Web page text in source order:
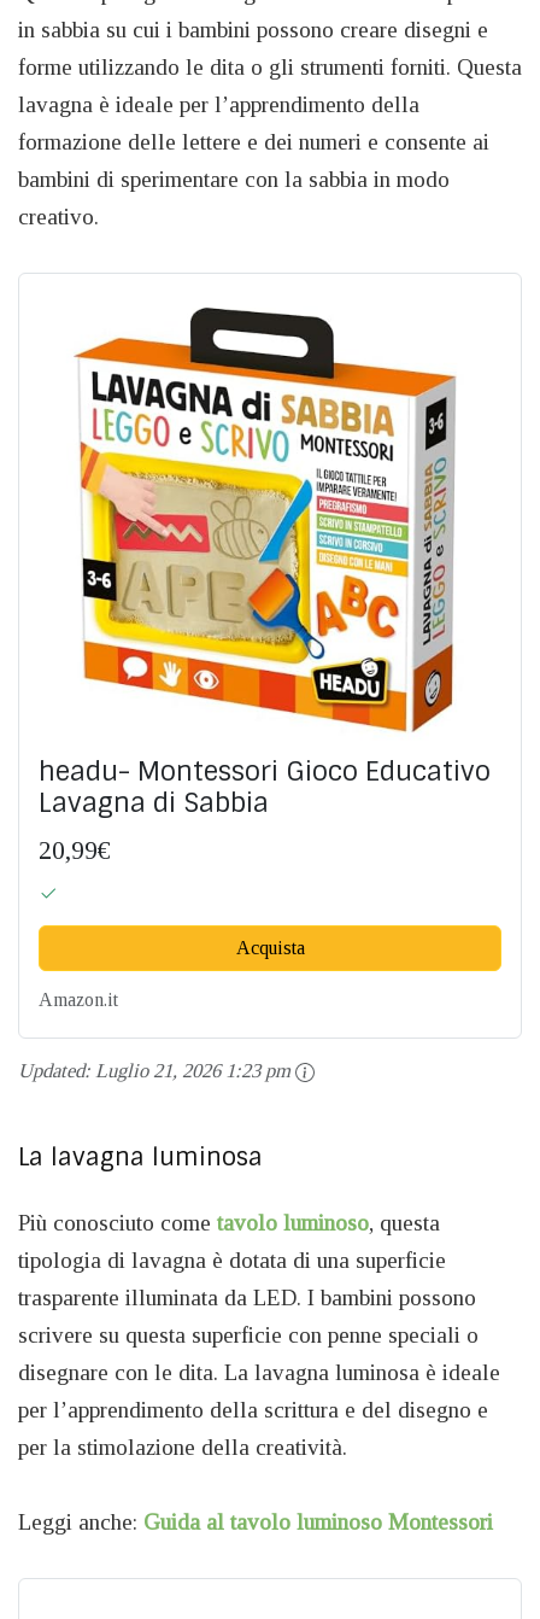
in sabbia su cui i bambini possono creare disegni e
forme utilizzando le dita o gli strumenti forniti. Questa
lavagna è ideale per l’apprendimento della
formazione delle lettere e dei numeri e consente ai
bambini di sperimentare con la sabbia in modo
creativo.
headu- Montessori Gioco Educativo
Lavagna di Sabbia
20,99€
Acquista
Amazon.it
Updated: Luglio 21, 2026 1:23 pm
La lavagna luminosa
Più conosciuto come tavolo luminoso, questa
tipologia di lavagna è dotata di una superficie
trasparente illuminata da LED. I bambini possono
scrivere su questa superficie con penne speciali o
disegnare con le dita. La lavagna luminosa è ideale
per l’apprendimento della scrittura e del disegno e
per la stimolazione della creatività.
Leggi anche: Guida al tavolo luminoso Montessori